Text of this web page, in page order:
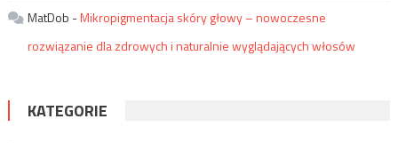
MatDob -Mikropigmentacja skóry głowy – nowoczesne
rozwiązanie dla zdrowych i naturalnie wyglądających włosów
KATEGORIE